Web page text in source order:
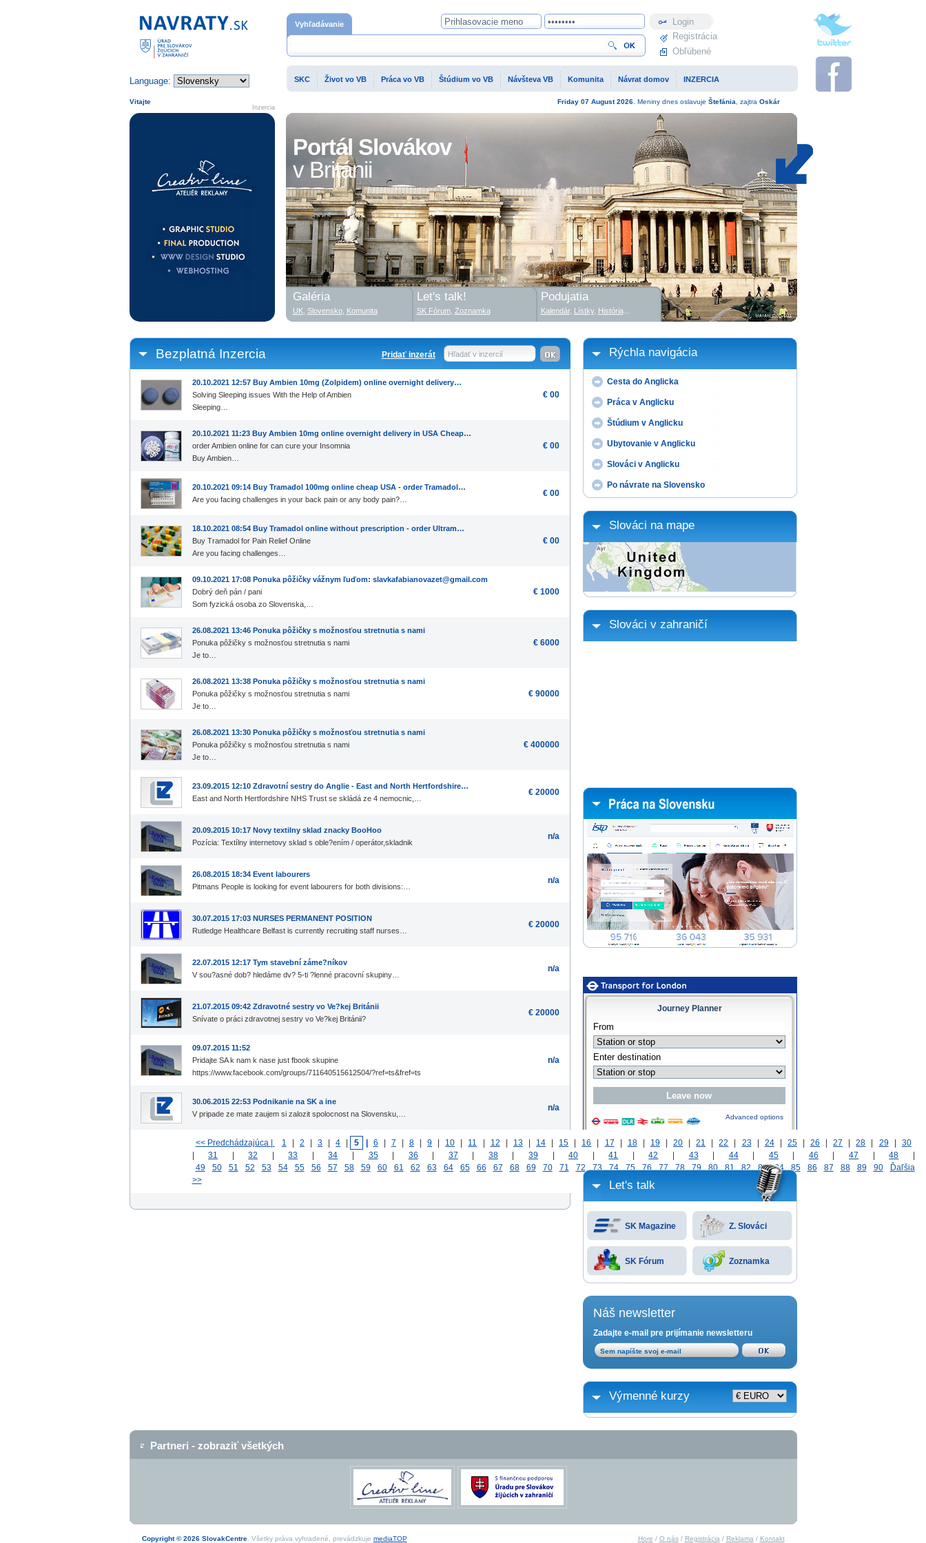
Portál Slovákov
v Británii
Bezplatná Inzercia Hľadať v inzercií
Pridať inzerát
20.10.2021 12:57 Buy Ambien 10mg (Zolpidem) online overnight delivery…
Solving Sleeping issues With the Help of Ambien
Sleeping…
€ 00
20.10.2021 11:23 Buy Ambien 10mg online overnight delivery in USA Cheap…
order Ambien online for can cure your Insomnia
Buy Ambien…
€ 00
20.10.2021 09:14 Buy Tramadol 100mg online cheap USA - order Tramadol…
Are you facing challenges in your back pain or any body pain?…
€ 00
18.10.2021 08:54 Buy Tramadol online without prescription - order Ultram…
Buy Tramadol for Pain Relief Online
Are you facing challenges…
€ 00
09.10.2021 17:08 Ponuka pôžičky vážnym ľuďom: slavkafabianovazet@gmail.com
Dobrý deň pán / pani
Som fyzická osoba zo Slovenska,…
€ 1000
26.08.2021 13:46 Ponuka pôžičky s možnosťou stretnutia s nami
Ponuka pôžičky s možnosťou stretnutia s nami
Je to…
€ 6000
26.08.2021 13:38 Ponuka pôžičky s možnosťou stretnutia s nami
Ponuka pôžičky s možnosťou stretnutia s nami
Je to…
€ 90000
26.08.2021 13:30 Ponuka pôžičky s možnosťou stretnutia s nami
Ponuka pôžičky s možnosťou stretnutia s nami
Je to…
€ 400000
23.09.2015 12:10 Zdravotní sestry do Anglie - East and North Hertfordshire…
East and North Hertfordshire NHS Trust se skládá ze 4 nemocnic,…
€ 20000
20.09.2015 10:17 Novy textilny sklad znacky BooHoo
Pozícia: Textílny internetovy sklad s oble?ením / operátor,skladnik
n/a
26.08.2015 18:34 Event labourers
Pitmans People is looking for event labourers for both divisions:…
n/a
30.07.2015 17:03 NURSES PERMANENT POSITION
Rutledge Healthcare Belfast is currently recruiting staff nurses…
€ 20000
22.07.2015 12:17 Tym stavební záme?níkov
V sou?asné dob? hledáme dv? 5-ti ?lenné pracovní skupiny…
n/a
21.07.2015 09:42 Zdravotné sestry vo Ve?kej Británii
Snívate o práci zdravotnej sestry vo Ve?kej Británii?
€ 20000
09.07.2015 11:52
Pridajte SA k nam k nase just fbook skupine
https://www.facebook.com/groups/711640515612504/?ref=ts&fref=ts
n/a
30.06.2015 22:53 Podnikanie na SK a ine
V pripade ze mate zaujem si zalozit spolocnost na Slovensku,…
n/a
<< Predchádzajúca | 1 2 3 4 5 6 7 8 9 10 11 12 13 14 15 16 17 18 19 20 21 22 23 24 25 26 27 28 29
30
31 32 33 34 35 36 37 38 39 40 41 42 43 44 45 46 47 48
49
50 51 52 53 54 55 56 57 58 59 60 61 62 63 64 65 66 67 68 69 70 71 72 73 74 75 76 77 78 79 80 81 82 83 84 85 86 87 88 89 90
Ďaľšia
>>
Rýchla navigácia
Cesta do Anglicka
Práca v Anglicku
Štúdium v Anglicku
Ubytovanie v Anglicku
Slováci v Anglicku
Po návrate na Slovensko
Slováci na mape
Slováci v zahraničí
Journey Planner
Advanced options
Let's talk
SK Magazine Z. Slováci
SK Fórum Zoznamka
Náš newsletter
Zadajte e-mail pre prijímanie newsletteru
Výmenné kurzy
Domovská stránka
Language:
Vyhľadávanie
SKC Život vo VB Práca vo VB Štúdium vo VB Návšteva VB Komunita Návrat domov INZERCIA
Profil
Registrácia
Obľúbené
Inzercia
Vitajte Friday 07 August2026. Meniny dnes oslavuje Štefánia , zajtra Oskár
Galéria
UK, Slovensko, Komunita
Let's talk!
SK Fórum, Zoznamka
Podujatia
Kalendár, Lístky, História
Partneri - zobraziť všetkých
Copyright © 2026 SlovakCentre. Všetky práva vyhradené, prevádzkuje mediaTOP Hore / O nás/ Registrácia / Reklama / Kontakt